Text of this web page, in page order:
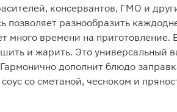
консервантов, ГМО и
позволяет разнообразить
много времени на приготовление.
и жарить. Это универсальный
дополнит блюдо
со сметаной, чесноком и